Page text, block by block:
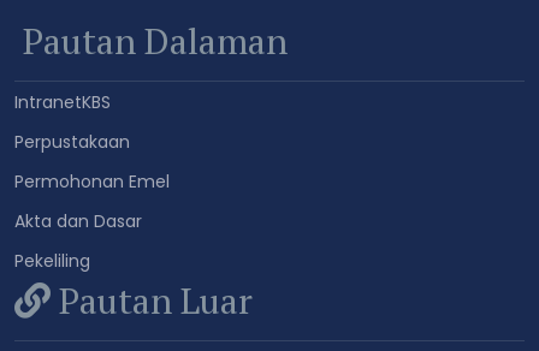
Pautan Dalaman
IntranetKBS
Perpustakaan
Permohonan Emel
Akta dan Dasar
Pekeliling
Pautan Luar